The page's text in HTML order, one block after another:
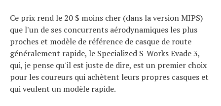
Ce prix rend le 20 $ moins cher (dans la version MIPS)
que l'un de ses concurrents aérodynamiques les plus
proches et modèle de référence de casque de route
généralement rapide, le Specialized S-Works Evade 3,
qui, je pense qu'il est juste de dire, est un premier choix
pour les coureurs qui achètent leurs propres casques et
qui veulent un modèle rapide.